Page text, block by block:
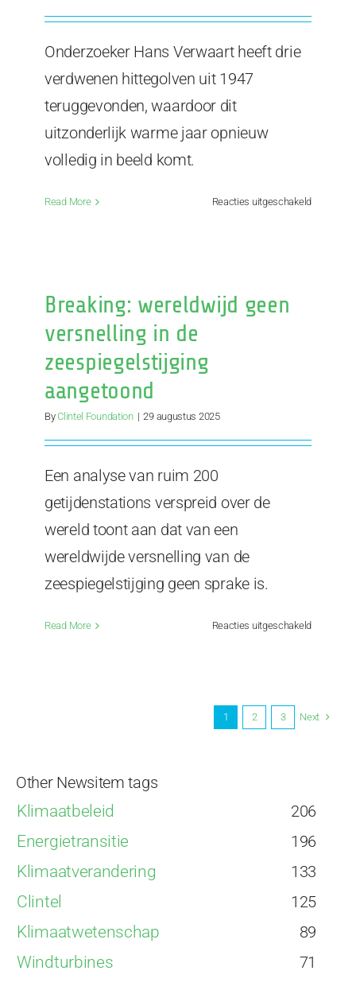
Onderzoeker Hans Verwaart heeft drie
verdwenen hittegolven uit 1947
teruggevonden, waardoor dit
uitzonderlijk warme jaar opnieuw
volledig in beeld komt.
Read More Reacties uitgeschakeldvoor
Breaking: wereldwijd geen
versnelling in de
zeespiegelstijging
aangetoond
ByClintel Foundation | 29 augustus 2025
Een analyse van ruim 200
getijdenstations verspreid over de
wereld toont aan dat van een
wereldwijde versnelling van de
zeespiegelstijging geen sprake is.
Read More Reacties uitgeschakeldvoor
in
1 2 3 Next
Other Newsitem tags
Klimaatbeleid 206
Energietransitie 196
Klimaatverandering 133
Clintel 125
Klimaatwetenschap 89
Windturbines
71